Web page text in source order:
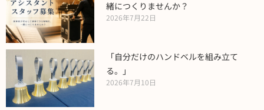
緒につくりませんか？
2026年7月22日
「自分だけのハンドベルを組み立て
る。」
2026年7月10日